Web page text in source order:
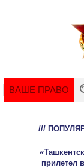
ВАШЕ ПРАВО
///
прилетел